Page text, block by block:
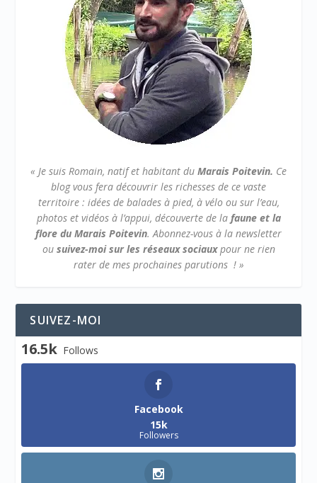
« Je suis Romain, natif et habitant du Marais Poitevin. Ce
blog vous fera découvrir les richesses de ce vaste
territoire : idées de balades à pied, à vélo ou sur l’eau,
photos et vidéos à l’appui, découverte de la faune et la
flore du Marais Poitevin.Abonnez-vous à la newsletter
ou suivez-moi sur les réseaux sociauxpour ne rien
rater de mes prochaines parutions ! »
SUIVEZ-MOI
16.5k Follows
Facebook
15k
Followers